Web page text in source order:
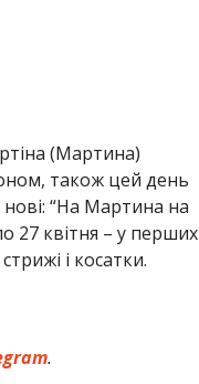
(Мартина)
також цей день
нові: “На Мартина на
27 квітня – у перших
і косатки.
.